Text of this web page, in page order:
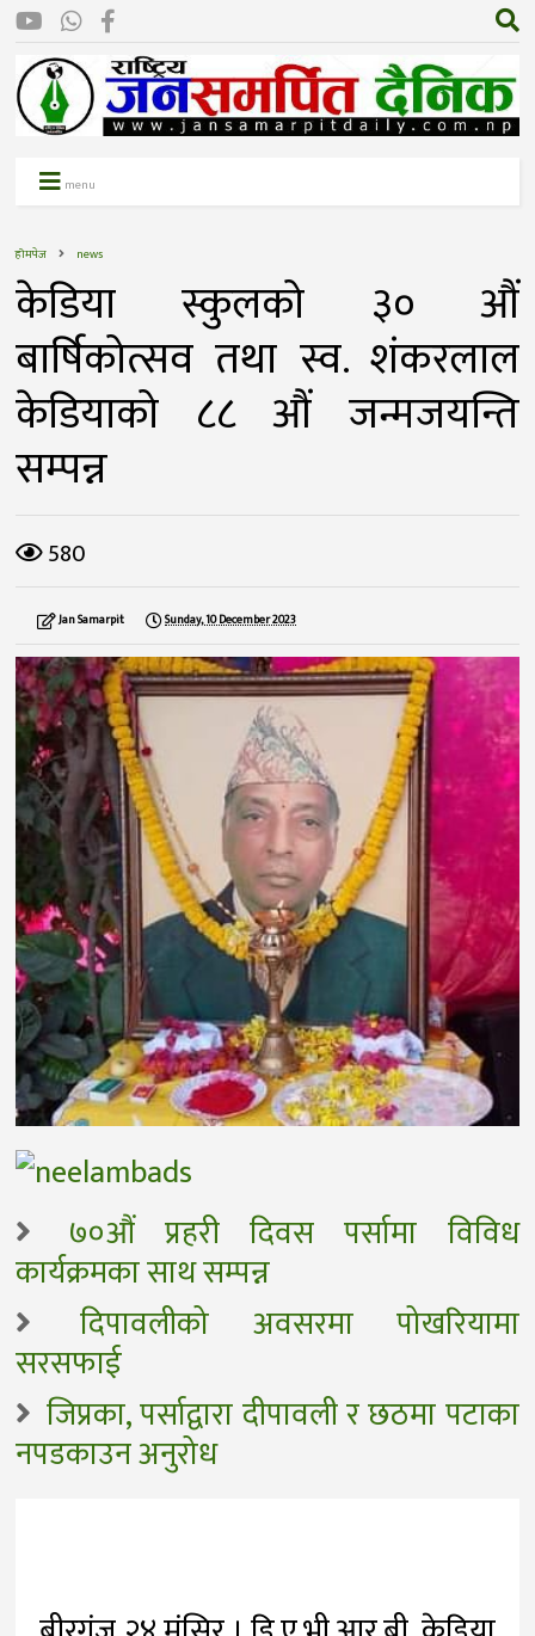
menu
होमपेज news
केडिया स्कुलको ३० औं
बार्षिकोत्सव तथा स्व. शंकरलाल
केडियाको ८८ औं जन्मजयन्ति
सम्पन्न
580
Jan Samarpit Sunday, 10 December 2023
७०औं प्रहरी दिवस पर्सामा विविध
कार्यक्रमका साथ सम्पन्न
दिपावलीको अवसरमा पोखरियामा
सरसफाई
जिप्रका, पर्साद्वारा दीपावली र छठमा पटाका
नपडकाउन अनुरोध